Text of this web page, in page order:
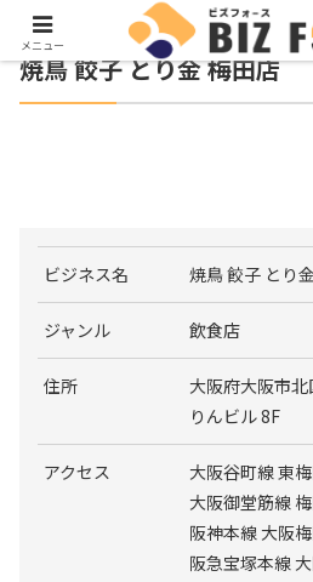
焼鳥 餃子 とり金 梅田店
ビジネス名 焼鳥 餃子 とり
ジャンル 飲食店
住所
大阪府大阪市
りんビル 8F
アクセス
大阪谷町線 東
大阪御堂筋線
阪神本線 大阪
阪急宝塚本線
メニュー